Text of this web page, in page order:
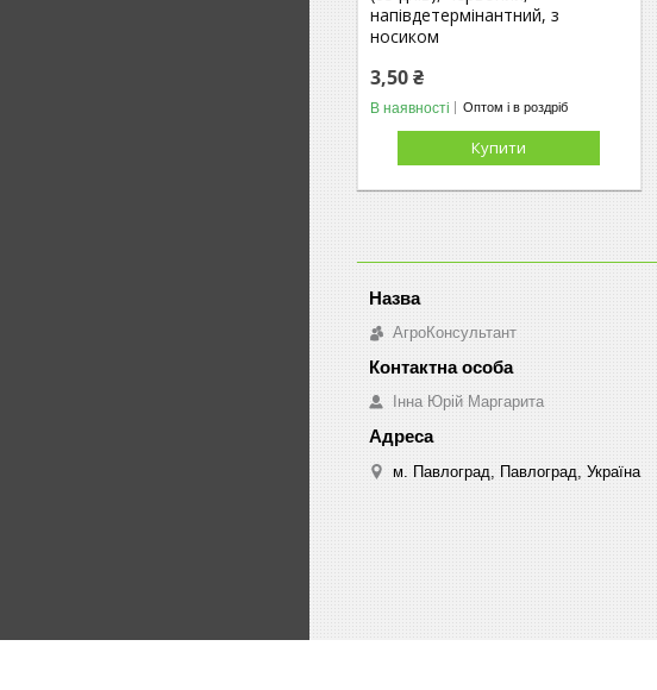
напівдетермінантний, з
носиком
3,50 ₴
В наявності Оптом і в роздріб
Купити
АгроКонсультант
Інна Юрій Маргарита
м. Павлоград, Павлоград, Україна